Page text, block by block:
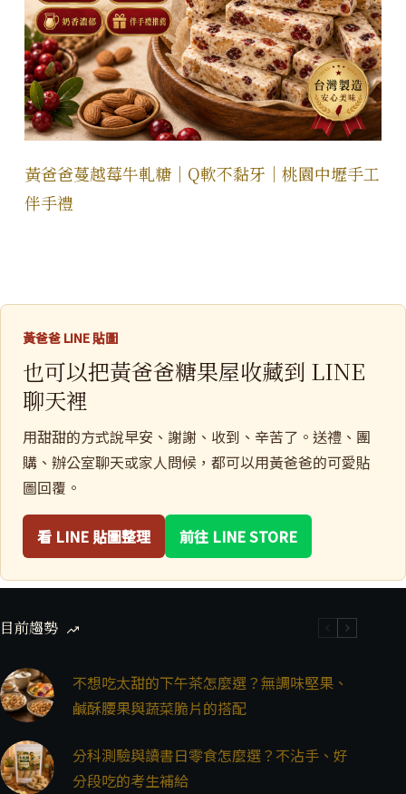
黃爸爸蔓越莓牛軋糖｜Q軟不黏牙｜桃園中壢手工
伴手禮
黃爸爸 LINE 貼圖
也可以把黃爸爸糖果屋收藏到 LINE
聊天裡
用甜甜的方式說早安、謝謝、收到、辛苦了。送禮、團
購、辦公室聊天或家人問候，都可以用黃爸爸的可愛貼
圖回覆。
看 LINE 貼圖整理 前往 LINE STORE
目前趨勢
不想吃太甜的下午茶怎麼選？無調味堅果、
鹹酥腰果與蔬菜脆片的搭配
分科測驗與讀書日零食怎麼選？不沾手、好
分段吃的考生補給